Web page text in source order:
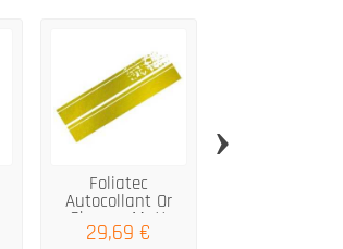
Foliatec
Autocollant Or
Chrome Matt
22x150
29,69 €
›